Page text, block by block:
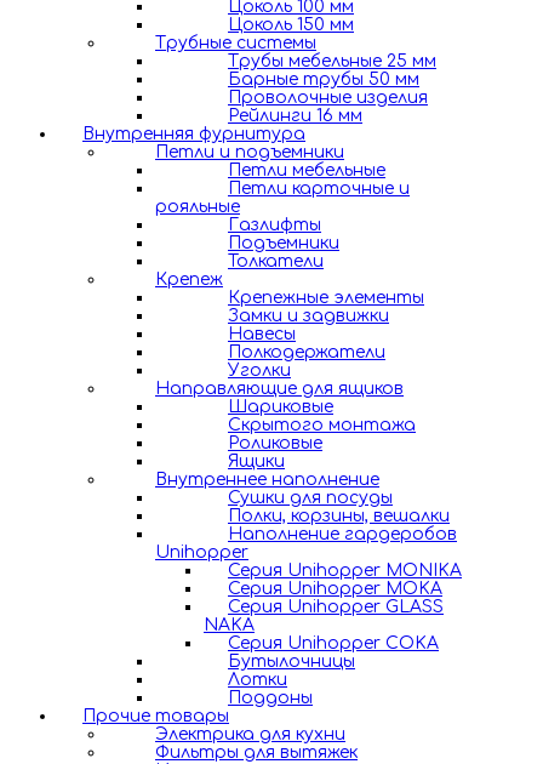
Цоколь 100 мм
Цоколь 150 мм
Трубные системы
Трубы мебельные 25 мм
Барные трубы 50 мм
Проволочные изделия
Рейлинги 16 мм
Внутренняя фурнитура
Петли и подъемники
Петли мебельные
Петли карточные и
рояльные
Газлифты
Подъемники
Толкатели
Крепеж
Крепежные элементы
Замки и задвижки
Навесы
Полкодержатели
Уголки
Направляющие для ящиков
Шариковые
Скрытого монтажа
Роликовые
Ящики
Внутреннее наполнение
Сушки для посуды
Полки, корзины, вешалки
Наполнение гардеробов
Unihopper
Серия Unihopper MONIKA
Серия Unihopper MOKA
Серия Unihopper GLASS
NAKA
Серия Unihopper COKA
Бутылочницы
Лотки
Поддоны
Прочие товары
Электрика для кухни
Фильтры для вытяжек